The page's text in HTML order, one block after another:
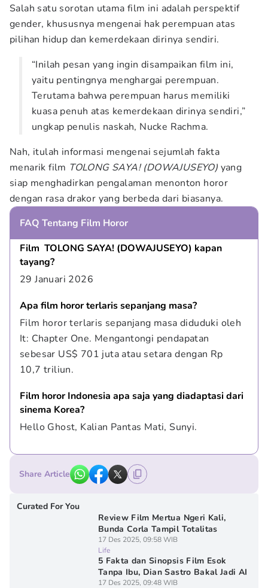
Salah satu sorotan utama film ini adalah perspektif
gender, khususnya mengenai hak perempuan atas
pilihan hidup dan kemerdekaan dirinya sendiri.
“Inilah pesan yang ingin disampaikan film ini,
yaitu pentingnya menghargai perempuan.
Terutama bahwa perempuan harus memiliki
kuasa penuh atas kemerdekaan dirinya sendiri,”
ungkap penulis naskah, Nucke Rachma.
Nah, itulah informasi mengenai sejumlah fakta
menarik film TOLONG SAYA! (DOWAJUSEYO) yang
siap menghadirkan pengalaman menonton horor
dengan rasa drakor yang berbeda dari biasanya.
FAQ Tentang Film Horor
Film  TOLONG SAYA! (DOWAJUSEYO) kapan
tayang?
29 Januari 2026
Apa film horor terlaris sepanjang masa?
Film horor terlaris sepanjang masa diduduki oleh
It: Chapter One. Mengantongi pendapatan
sebesar US$ 701 juta atau setara dengan Rp
10,7 triliun.
Film horor Indonesia apa saja yang diadaptasi dari
sinema Korea?
Hello Ghost, Kalian Pantas Mati, Sunyi.
Share Article
Curated For You
Review Film Mertua Ngeri Kali,
Bunda Corla Tampil Totalitas
17 Des 2025, 09:58 WIB
Life
5 Fakta dan Sinopsis Film Esok
Tanpa Ibu, Dian Sastro Bakal Jadi AI
17 Des 2025, 09:48 WIB